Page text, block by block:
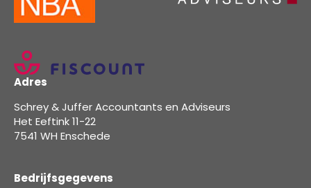
Adres
Schrey & Juffer Accountants en Adviseurs
Het Eeftink 11-22
7541 WH Enschede
Bedrijfsgegevens